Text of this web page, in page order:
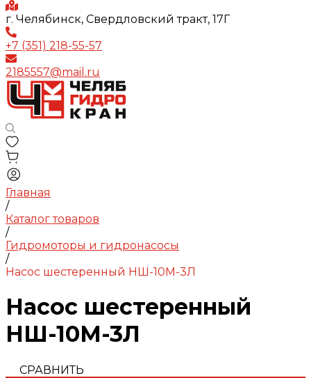
г. Челябинск, Свердловский тракт, 17Г
+7 (351) 218-55-57
2185557@mail.ru
Главная
/
Каталог товаров
/
Гидромоторы и гидронасосы
/
Насос шестеренный НШ-10М-3Л
Насос шестеренный
НШ-10М-3Л
СРАВНИТЬ